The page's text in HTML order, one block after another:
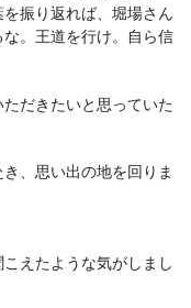
振り返れば、堀場さん
。王道を行け。自ら信
だきたいと思っていた
、思い出の地を回りま
えたような気がしまし